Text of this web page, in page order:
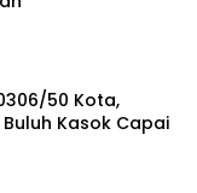
50 Kota,
Kasok Capai